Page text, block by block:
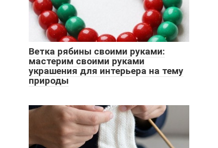
Ветка рябины своими руками:
мастерим своими руками
украшения для интерьера на тему
природы